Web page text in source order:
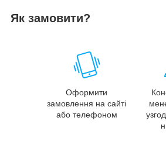
Як замовити?
Оформити
замовлення на сайті
або телефоном